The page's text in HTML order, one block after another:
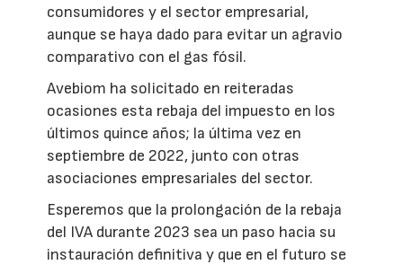
consumidores y el sector empresarial,
aunque se haya dado para evitar un agravio
comparativo con el gas fósil.
Avebiom ha solicitado en reiteradas
ocasiones esta rebaja del impuesto en los
últimos quince años; la última vez en
septiembre de 2022, junto con otras
asociaciones empresariales del sector.
Esperemos que la prolongación de la rebaja
del IVA durante 2023 sea un paso hacia su
instauración definitiva y que en el futuro se